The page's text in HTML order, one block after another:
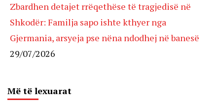
Zbardhen detajet rrëqethëse të tragjedisë në
Shkodër: Familja sapo ishte kthyer nga
Gjermania, arsyeja pse nëna ndodhej në banesë
29/07/2026
Më të lexuarat